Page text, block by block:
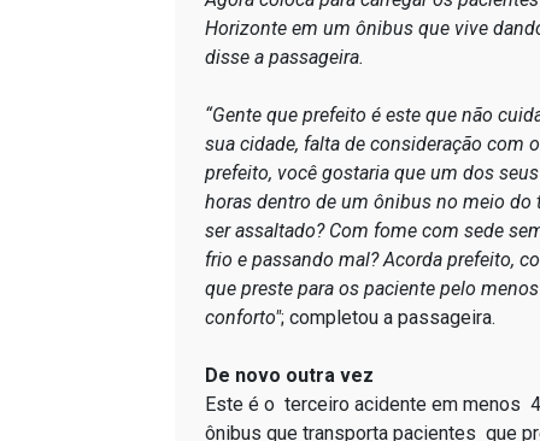
Horizonte em um ônibus que vive
disse a passageira.
“Gente que prefeito é este que não
sua cidade, falta de consideração com
prefeito, você gostaria que um dos
horas dentro de um ônibus no meio do
ser assaltado? Com fome com sede
frio e passando mal? Acorda prefeito,
que preste para os paciente pelo
conforto"; completou a passageira.
De novo outra vez
Este é o terceiro acidente em menos
ônibus que transporta pacientes que